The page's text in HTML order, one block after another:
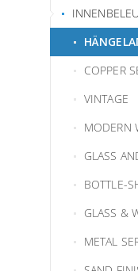
COPPER
VINTAGE
MODERN
GLASS
BOTTLE-
GLASS &
METAL